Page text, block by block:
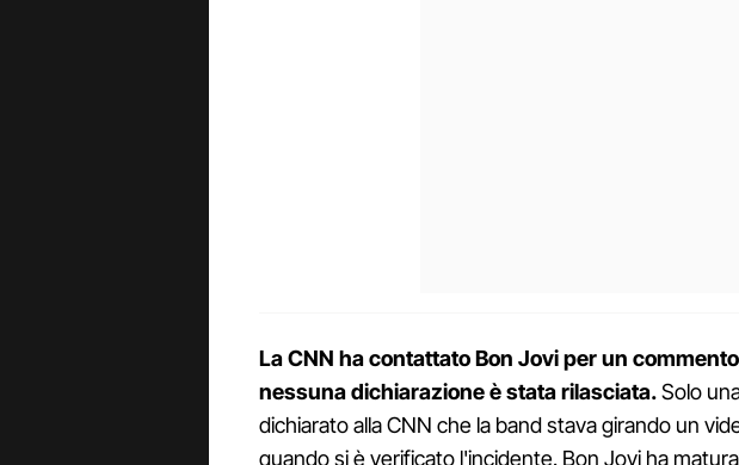
La CNN ha contattato Bon Jovi per un
nessuna dichiarazione è stata rilasciata.Solo
dichiarato alla CNN che la band stava girando un
quando si è verificato l'incidente. Bon Jovi ha